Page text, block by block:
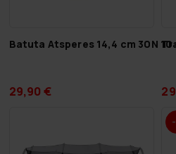
Batuta Atsperes 14,4 cm 30N
29,90 €